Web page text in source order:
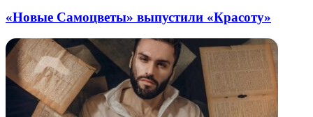
«Новые Самоцветы» выпустили «Красоту»